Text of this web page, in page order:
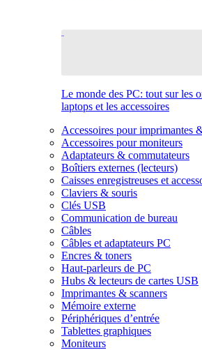
Le monde des PC: tout sur les
laptops et les accessoires
Accessoires pour imprimantes
Accessoires pour moniteurs
Adaptateurs & commutateurs
Boîtiers externes (lecteurs)
Caisses enregistreuses et
Claviers & souris
Clés USB
Communication de bureau
Câbles
Câbles et adaptateurs PC
Encres & toners
Haut-parleurs de PC
Hubs & lecteurs de cartes USB
Imprimantes & scanners
Mémoire externe
Périphériques d’entrée
Tablettes graphiques
Moniteurs